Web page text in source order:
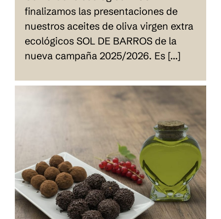
finalizamos las presentaciones de
nuestros aceites de oliva virgen extra
ecológicos SOL DE BARROS de la
nueva campaña 2025/2026. Es [...]